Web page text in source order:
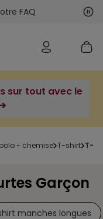
FAQ
sur tout avec le
- chemise t-shirt t-
Garçon
manches longues